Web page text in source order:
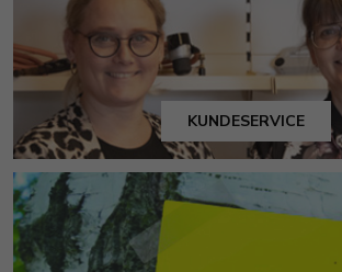
KUNDESERVICE